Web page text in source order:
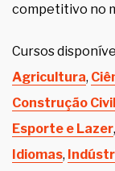
competitivo no
Cursos
Agricultura,
Construção Civil
Esporte e Lazer,
Idiomas,